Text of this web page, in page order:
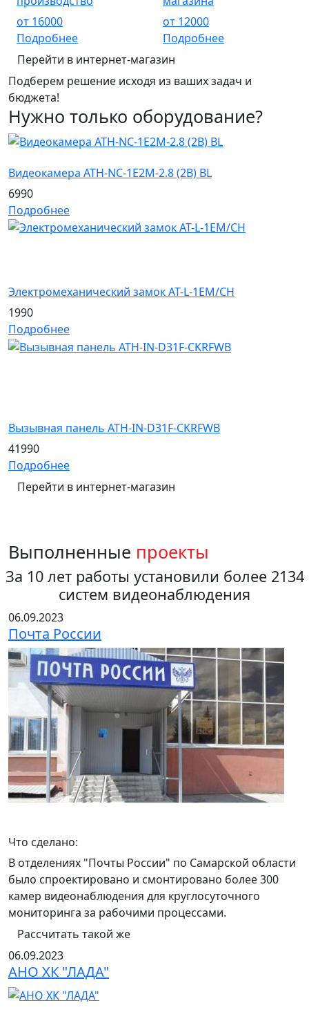
от 16000
Подробнее
от 12000
Подробнее
Перейти в интернет-магазин
Подберем решение исходя из ваших задач и
бюджета!
Нужно только оборудование?
Видеокамера ATH-NC-1E2M-2.8 (2B) BL
6990
Подробнее
Электромеханический замок AT-L-1EM/CH
1990
Подробнее
Вызывная панель ATH-IN-D31F-CKRFWB
41990
Подробнее
Перейти в интернет-магазин
Выполненные проекты
За 10 лет работы установили более 2134
систем видеонаблюдения
06.09.2023
Почта России
Что сделано:
В отделениях "Почты России" по Самарской области
было спроектировано и смонтировано более 300
камер видеонаблюдения для круглосуточного
мониторинга за рабочими процессами.
Рассчитать такой же
06.09.2023
АНО ХК "ЛАДА"